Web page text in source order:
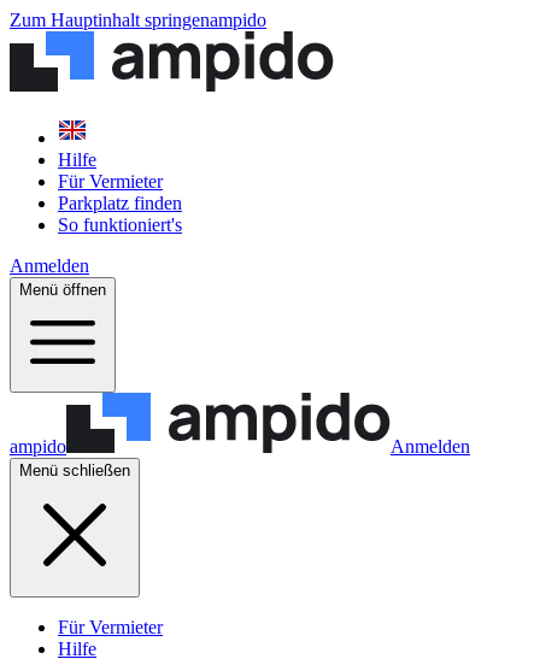
Zum Hauptinhalt springenampido
Hilfe
Für Vermieter
Parkplatz finden
So funktioniert's
Anmelden
Menü öffnen
ampido Anmelden
Menü schließen
Für Vermieter
Hilfe